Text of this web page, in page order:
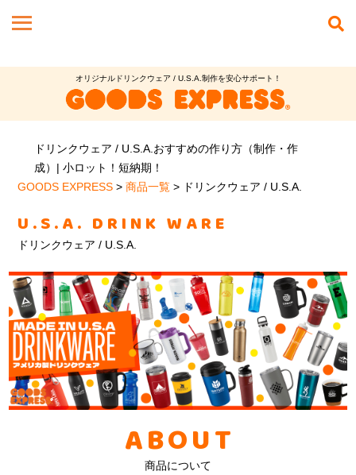
オリジナルドリンクウェア / U.S.A.制作を安心サポート！
ドリンクウェア / U.S.A.おすすめの作り方（制作・作
成）| 小ロット！短納期！
GOODS EXPRESS >商品一覧 > ドリンクウェア / U.S.A.
U.S.A. DRINK WARE
ドリンクウェア / U.S.A.
ABOUT
商品について